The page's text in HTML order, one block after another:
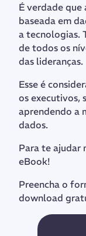
É verdade
baseada em
a tecnologias.
de todos os
das lideranças.
Esse é
os executivos,
aprendendo a
dados.
Para te ajudar
eBook!
Preencha o
download